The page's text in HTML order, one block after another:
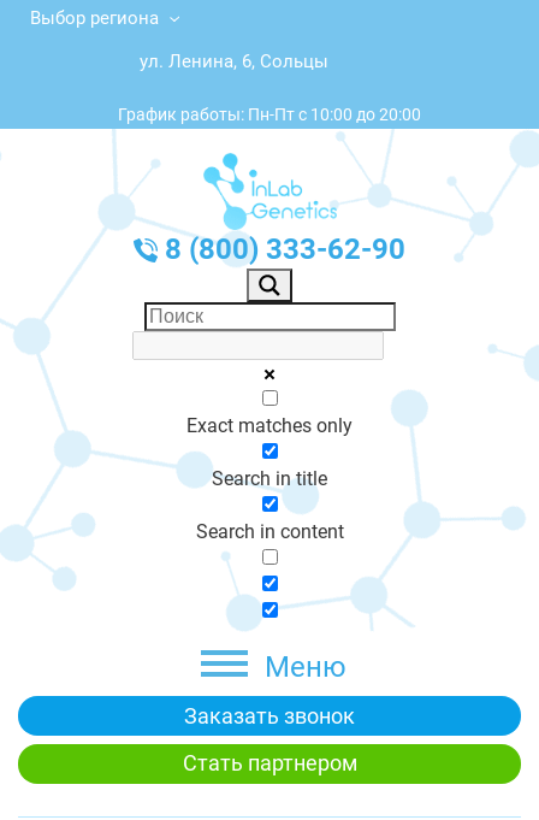
Выбор региона
ул. Ленина, 6, Сольцы
График работы: Пн-Пт с 10:00 до 20:00
8 (800) 333-62-90
Exact matches only
Search in title
Search in content
Меню
Заказать звонок
Стать партнером